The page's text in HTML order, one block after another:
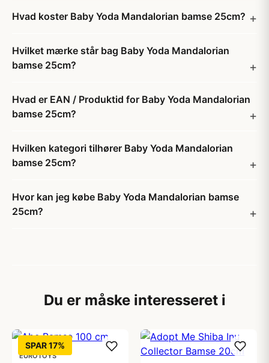
Hvad koster Baby Yoda Mandalorian bamse 25cm?
Hvilket mærke står bag Baby Yoda Mandalorian
bamse 25cm?
Hvad er EAN / Produktid for Baby Yoda Mandalorian
bamse 25cm?
Hvilken kategori tilhører Baby Yoda Mandalorian
bamse 25cm?
Hvor kan jeg købe Baby Yoda Mandalorian bamse
25cm?
Du er måske interesseret i
SPAR 17%
EUROTOYS